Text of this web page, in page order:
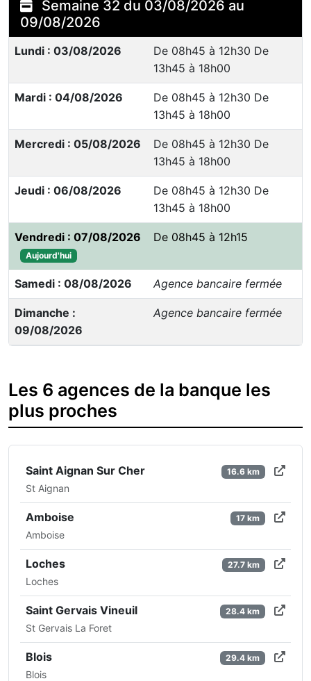
Semaine 32 du 03/08/2026 au
09/08/2026
Lundi : 03/08/2026
De 08h45 à 12h30 De
13h45 à 18h00
Mardi : 04/08/2026
De 08h45 à 12h30 De
13h45 à 18h00
Mercredi : 05/08/2026
De 08h45 à 12h30 De
13h45 à 18h00
Jeudi : 06/08/2026
De 08h45 à 12h30 De
13h45 à 18h00
Vendredi : 07/08/2026
Aujourd'hui
De 08h45 à 12h15
Samedi : 08/08/2026 Agence bancaire fermée
Dimanche :
09/08/2026
Agence bancaire fermée
Les 6 agences de la banque les
plus proches
Saint Aignan Sur Cher
St Aignan
16.6 km
Amboise
Amboise
17 km
Loches
Loches
27.7 km
Saint Gervais Vineuil
St Gervais La Foret
28.4 km
Blois
Blois
29.4 km